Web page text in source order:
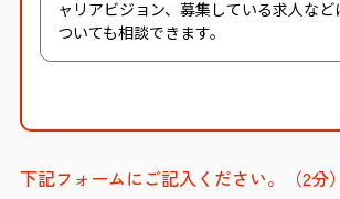
ャリアビジョン、募集している求人など
ついても相談できます。
下記フォームにご記入ください。（2分）